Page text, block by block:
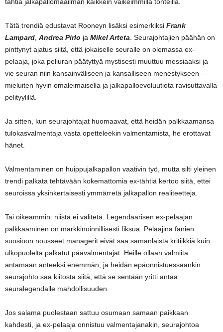
tähtiä jalkapallomaailman kaikkein vaikeimmilla tonteilla.
Tätä trendiä edustavat Rooneyn lisäksi esimerkiksi Frank
Lampard, Andrea Pirlo ja Mikel Arteta. Seurajohtajien päähän on
pinttynyt ajatus siitä, että jokaiselle seuralle on olemassa ex-
pelaaja, joka peliuran päätyttyä mystisesti muuttuu messiaaksi ja
vie seuran niin kansainväliseen ja kansalliseen menestykseen –
mieluiten hyvin omaleimaisella ja jalkapalloevoluutiota ravisuttavalla
pelityylillä.
Ja sitten, kun seurajohtajat huomaavat, että heidän palkkaamansa
tulokasvalmentaja vasta opetteleekin valmentamista, he erottavat
hänet.
Valmentaminen on huippujalkapallon vaativin työ, mutta silti yleinen
trendi palkata tehtävään kokemattomia ex-tähtiä kertoo siitä, ettei
seuroissa yksinkertaisesti ymmärretä jalkapallon realiteetteja.
Tai oikeammin: niistä ei välitetä. Legendaarisen ex-pelaajan
palkkaaminen on markkinoinnillisesti fiksua. Pelaajina fanien
suosioon nousseet managerit eivät saa samanlaista kritiikkiä kuin
ulkopuolelta palkatut päävalmentajat. Heille ollaan valmiita
antamaan anteeksi enemmän, ja heidän epäonnistuessaankin
seurajohto saa kiitosta siitä, että se sentään yritti antaa
seuralegendalle mahdollisuuden.
Jos salama puolestaan sattuu osumaan samaan paikkaan
kahdesti, ja ex-pelaaja onnistuu valmentajanakin, seurajohtoa